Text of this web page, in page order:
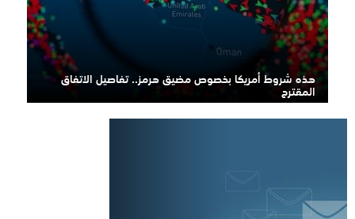
هذه شروط أمريكا بخصوص مضيق هرمز.. تفاصيل الاتفاق
المقترح